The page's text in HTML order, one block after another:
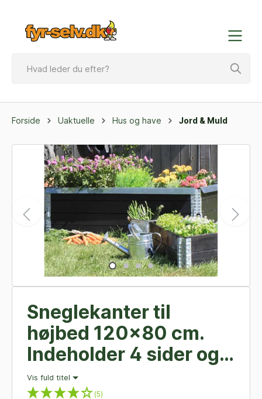
Forside Uaktuelle Hus og have Jord & Muld
Sneglekanter til
højbed 120x80 cm.
Indeholder 4 sider og
4 hjørner
Vis fuld titel
(5)